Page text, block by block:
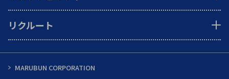
リクルート
MARUBUN CORPORATION